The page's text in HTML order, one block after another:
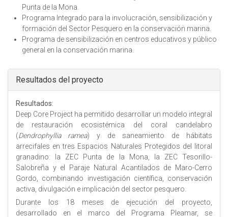
Punta de la Mona.
Programa Integrado para la involucración, sensibilización y
formación del Sector Pesquero en la conservación marina.
Programa de sensibilización en centros educativos y público
general en la conservación marina.
Ocultar
Resultados del proyecto
Resultados:
Deep Core Project ha permitido desarrollar un modelo integral
de restauración ecosistémica del coral candelabro
(Dendrophyllia ramea) y de saneamiento de hábitats
arrecifales en tres Espacios Naturales Protegidos del litoral
granadino: la ZEC Punta de la Mona, la ZEC Tesorillo-
Salobreña y el Paraje Natural Acantilados de Maro-Cerro
Gordo, combinando investigación científica, conservación
activa, divulgación e implicación del sector pesquero.
Durante los 18 meses de ejecución del proyecto,
desarrollado en el marco del Programa Pleamar, se